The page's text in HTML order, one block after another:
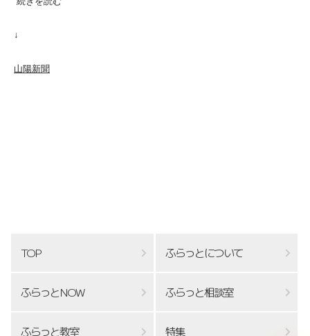
↓
山陽新聞
TOP ふらっとについて
ふらっとNOW ふらっと相談室
ふらっと教室 特集